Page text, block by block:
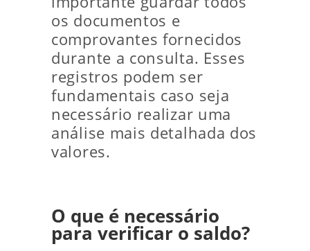
os documentos e
comprovantes fornecidos
durante a consulta. Esses
registros podem ser
fundamentais caso seja
necessário realizar uma
análise mais detalhada dos
valores.
O que é necessário
para verificar o saldo?